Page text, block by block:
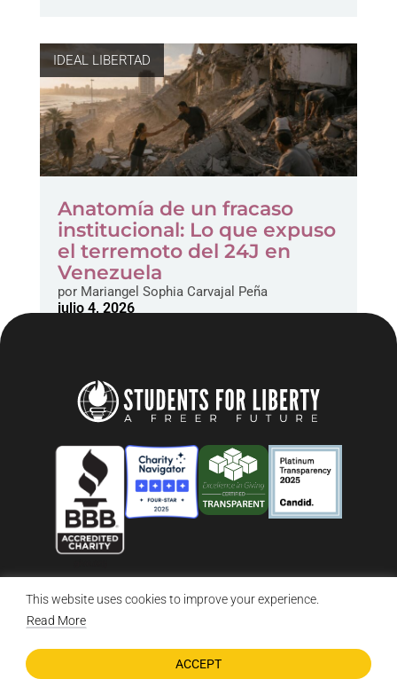
This website uses cookies to improve your experience.
Read More
ACCEPT
IDEAL LIBERTAD
Anatomía de un fracaso
institucional: Lo que expuso
el terremoto del 24J en
Venezuela
porMariangel Sophia Carvajal Peña
julio 4, 2026
© 2026 Students For Liberty, All Rights Reserved
Privacy Policy